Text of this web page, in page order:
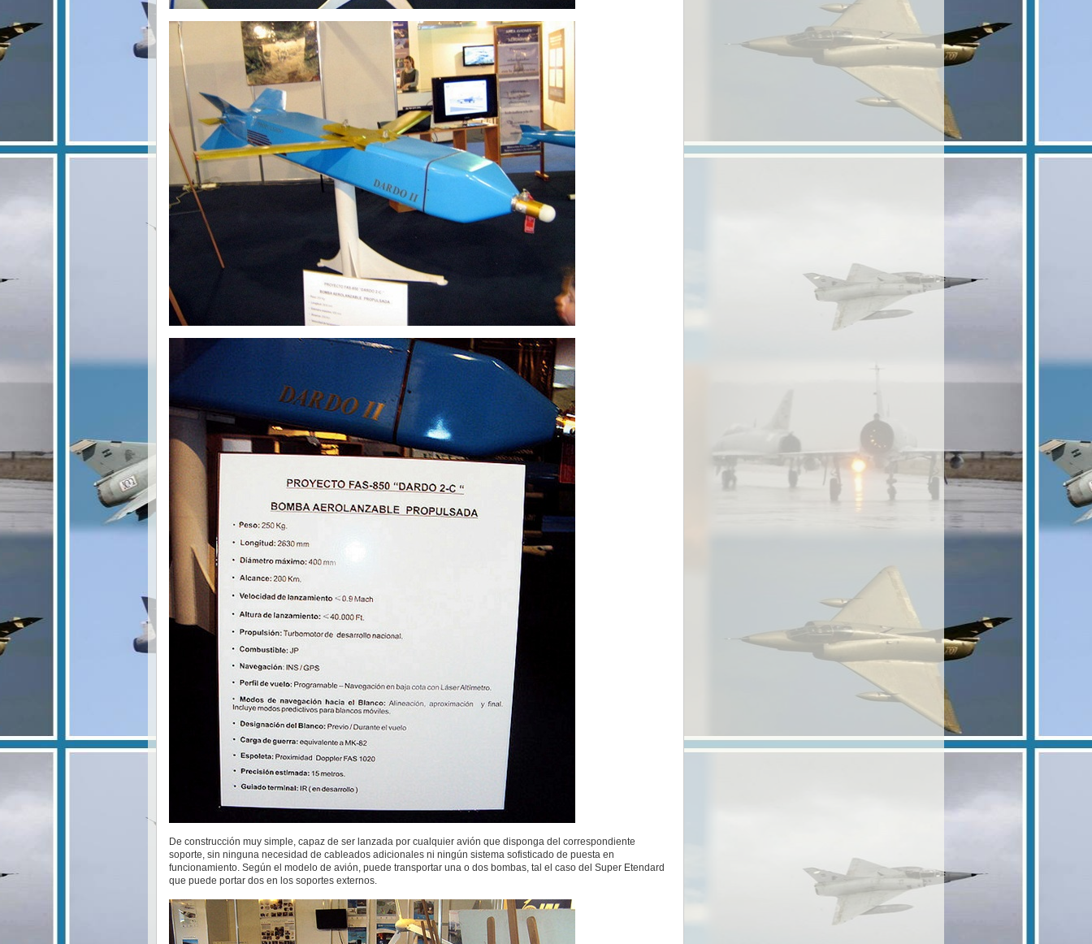
De construcción muy simple, capaz de ser lanzada por cualquier avión que disponga del correspondiente
soporte, sin ninguna necesidad de cableados adicionales ni ningún sistema sofisticado de puesta en
funcionamiento. Según el modelo de avión, puede transportar una o dos bombas, tal el caso del Super Etendard
que puede portar dos en los soportes externos.